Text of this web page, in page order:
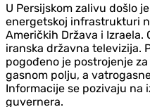
U Persijskom zalivu došlo
energetskoj infrastrukturi
Američkih Država i Izraela.
iranska državna televizija.
pogođeno je postrojenje
gasnom polju, a
Informacije se pozivaju na
guvernera.